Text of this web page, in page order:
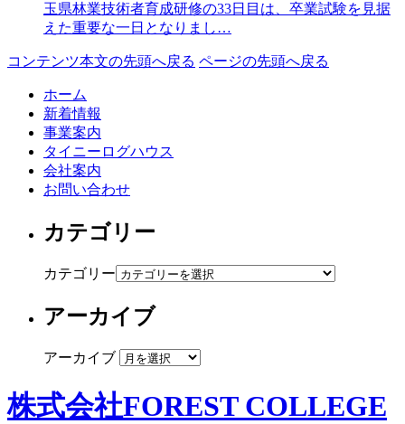
玉県林業技術者育成研修の33日目は、卒業試験を見据
えた重要な一日となりまし…
コンテンツ本文の先頭へ戻る ページの先頭へ戻る
ホーム
新着情報
事業案内
タイニーログハウス
会社案内
お問い合わせ
カテゴリー
カテゴリー
アーカイブ
アーカイブ
株式会社FOREST COLLEGE